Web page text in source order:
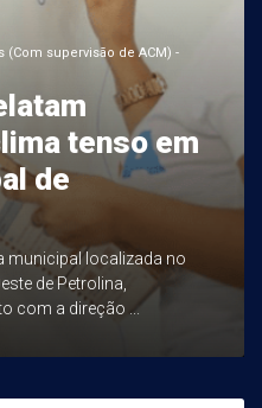
(Com supervisão de ACM) -
tenso em
de
municipal localizada no
de Petrolina,
com a direção ...